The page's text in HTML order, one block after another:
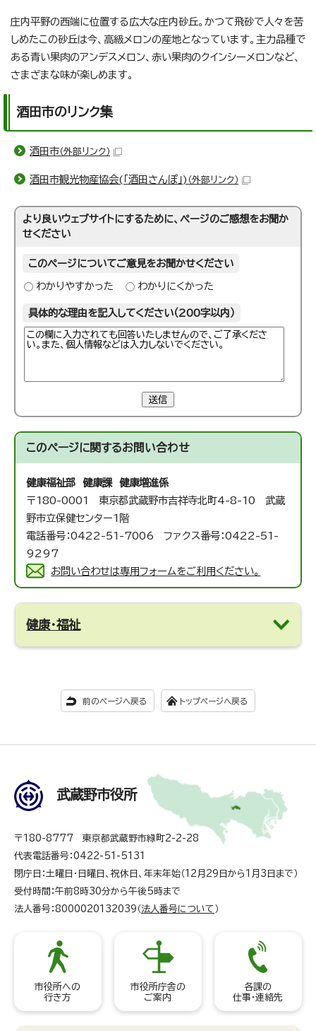
庄内平野の西端に位置する広大な庄内砂丘。かつて飛砂で人々を苦
しめたこの砂丘は今、高級メロンの産地となっています。主力品種で
ある青い果肉のアンデスメロン、赤い果肉のクインシーメロンなど、
さまざまな味が楽しめます。
酒田市のリンク集
酒田市（外部リンク）
酒田市観光物産協会(「酒田さんぽ」) （外部リンク）
より良いウェブサイトにするために、ページのご感想をお聞か
せください
このページについてご意見をお聞かせください
わかりやすかった わかりにくかった
具体的な理由を記入してください（200字以内）
送信
このページに関するお問い合わせ
健康福祉部 健康課 健康増進係
〒180-0001 東京都武蔵野市吉祥寺北町4-8-10 武蔵
野市立保健センター1階
電話番号：0422-51-7006 ファクス番号：0422-51-
9297
お問い合わせは専用フォームをご利用ください。
健康・福祉
前のページへ戻る トップページへ戻る
武蔵野市役所
〒180-8777 東京都武蔵野市緑町2-2-28
代表電話番号：0422-51-5131
閉庁日：土曜日・日曜日、祝休日、年末年始（12月29日から1月3日まで）
受付時間：午前8時30分から午後5時まで
法人番号：8000020132039（ 法人番号について ）
市役所への
行き方
市役所庁舎の
ご案内
各課の
仕事・連絡先